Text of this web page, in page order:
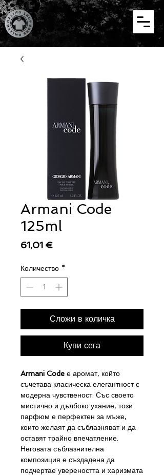
Armani Code
125ml
61,01 €Цена
Количество *
Сложи в количка
Купи сега
Armani Code е аромат, който
съчетава класическа елегантност с
модерна чувственост. Със своето
мистично и дълбоко ухание, този
парфюм е перфектен за мъже,
които желаят да съблазняват и да
оставят трайно впечатление.
Неговата съблазнителна
композиция е създадена да
подчертае увереността и харизмата